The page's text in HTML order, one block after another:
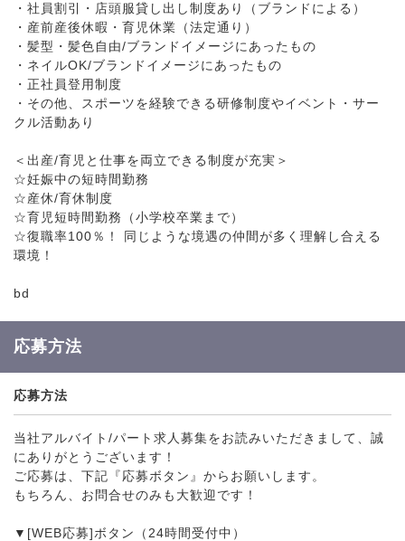
・社員割引・店頭服貸し出し制度あり（ブランドによる）
・産前産後休暇・育児休業（法定通り）
・髪型・髪色自由/ブランドイメージにあったもの
・ネイルOK/ブランドイメージにあったもの
・正社員登用制度
・その他、スポーツを経験できる研修制度やイベント・サー
クル活動あり
＜出産/育児と仕事を両立できる制度が充実＞
☆妊娠中の短時間勤務
☆産休/育休制度
☆育児短時間勤務（小学校卒業まで）
☆復職率100％！ 同じような境遇の仲間が多く理解し合える
環境！
bd
応募方法
応募方法
当社アルバイト/パート求人募集をお読みいただきまして、誠
にありがとうございます！
ご応募は、下記『応募ボタン』からお願いします。
もちろん、お問合せのみも大歓迎です！
▼[WEB応募]ボタン（24時間受付中）